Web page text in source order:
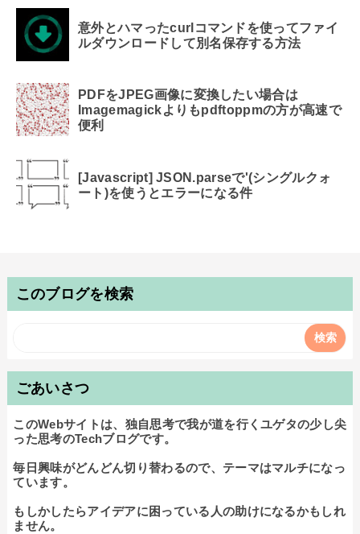
意外とハマったcurlコマンドを使ってファイ
ルダウンロードして別名保存する方法
PDFをJPEG画像に変換したい場合は
Imagemagickよりもpdftoppmの方が高速で
便利
[Javascript] JSON.parseで'(シングルクォ
ート)を使うとエラーになる件
このブログを検索
ごあいさつ
このWebサイトは、独自思考で我が道を行くユゲタの少し尖
った思考のTechブログです。
毎日興味がどんどん切り替わるので、テーマはマルチになっ
ています。
もしかしたらアイデアに困っている人の助けになるかもしれ
ません。